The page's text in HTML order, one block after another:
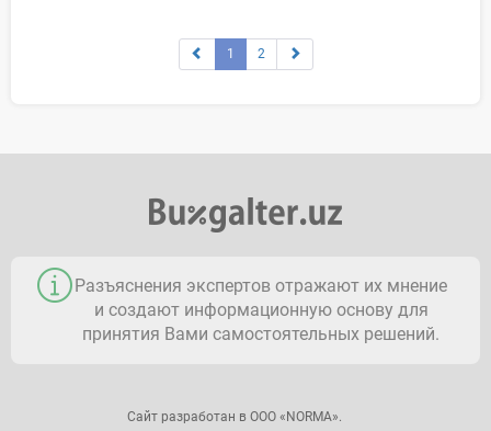
1 2
Разъяснения экспертов отражают их мнение
и создают информационную основу для
принятия Вами самостоятельных решений.
Сайт разработан в ООО «NORMA».